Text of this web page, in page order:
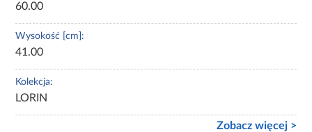
60.00
Wysokość [cm]:
41.00
Kolekcja:
LORIN
Zobacz więcej >